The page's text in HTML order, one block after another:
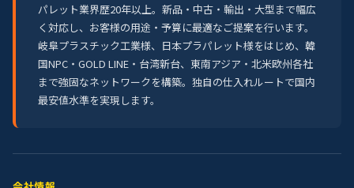
パレット業界歴20年以上。新品・中古・輸出・大型まで幅広
く対応し、お客様の用途・予算に最適なご提案を行います。
岐阜プラスチック工業様、日本プラパレット様をはじめ、韓
国NPC・GOLD LINE・台湾新台、東南アジア・北米欧州各社
まで強固なネットワークを構築。独自の仕入れルートで国内
最安値水準を実現します。